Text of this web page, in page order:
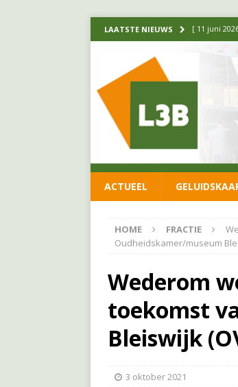
LAATSTE NIEUWS [ 11 juni
[ 20 mei
luchtalarm
[ 14 mei
[ 26 juni
ACTUEEL
HOME FRACTIE
Oudheidskamer/museum
Wederom
toekomst
Bleiswijk
3 oktober 2021